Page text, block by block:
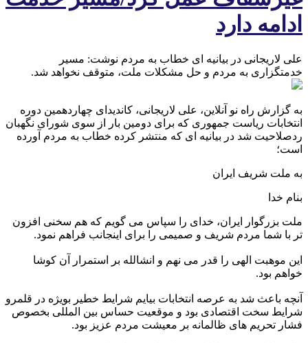
ادامه دارد
علی لاریجانی در بیانیه ای خطاب به مردم نوشت: مسیر
خدمتگزاری به مردم و حل مشکلات ملت، متوقف نخواهد شد.
به گزارش راه نو آنلاین، علی لاریجانی، کاندیدای چهاردهمین دوره
انتخابات ریاست جمهوری که برای دومین بار از سوی شورای نگهبان
ردصلاحیت شد در بیانیه ای که منتشر کرده خطاب به مردم آورده
است؛
به ملت شریف ایران
بنام خدا
ملت بزرگوار ایران، خدای را سپاس می گویم که هم سخنی افزون
تر با شما مردم شریف و صمیمی را برای اینجانب فراهم نمود.
این موهبت الهی را قدر می نهم و انشالله بر استمرار آن کوشا
خواهم بود.
آنچه باعث شد به عرصه انتخابات بیایم شرایط خطیر بویژه در قلمرو
شرایط سخت اقتصادی بود و موقعیت حساس بین المللی بخصوص
فشار تحریم های ظالمانه بر معیشت مردم عزیز بود.